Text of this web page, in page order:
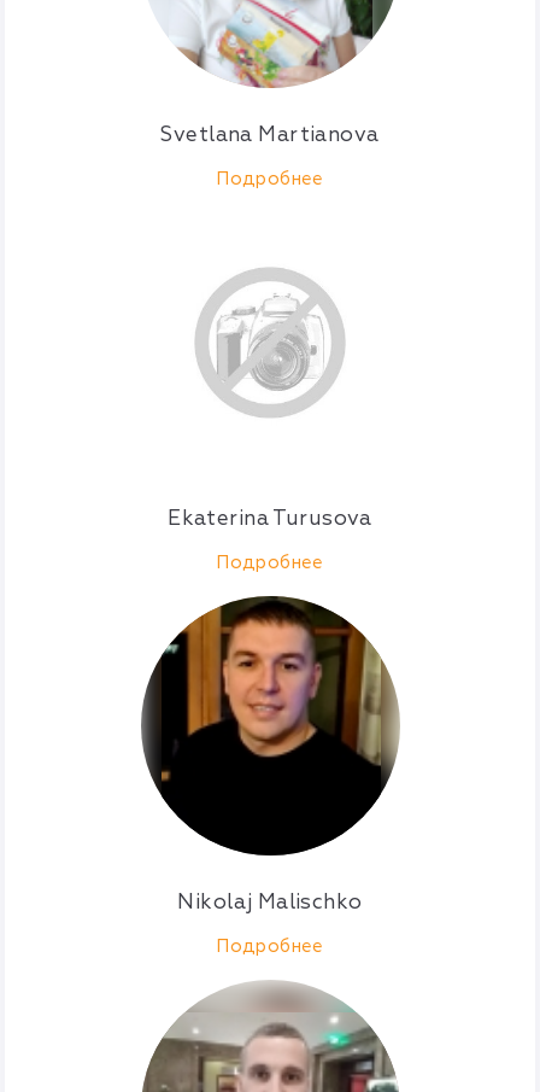
Svetlana Martianova
Подробнее
Ekaterina Turusova
Подробнее
Nikolaj Malischko
Подробнее